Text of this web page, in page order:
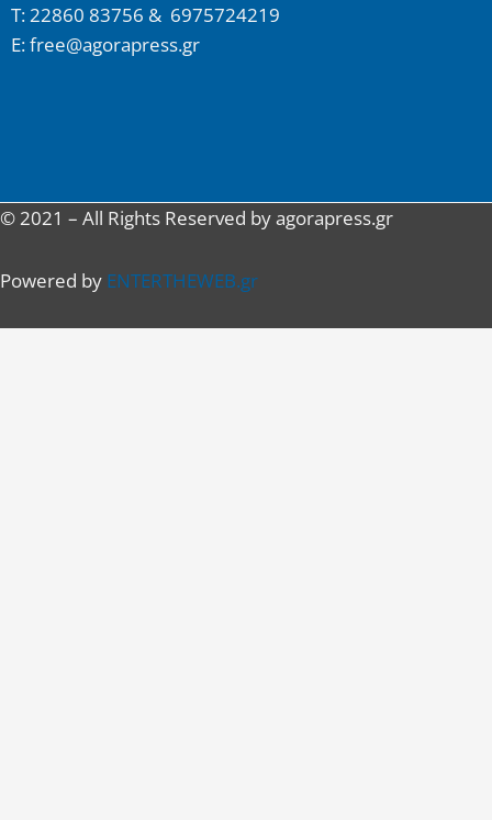
Τ: 22860 83756 & 6975724219
E: free@agorapress.gr
© 2021 – All Rights Reserved by agorapress.gr
Powered by ENTERTHEWEB.gr